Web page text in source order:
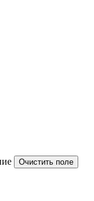
Очистить поле